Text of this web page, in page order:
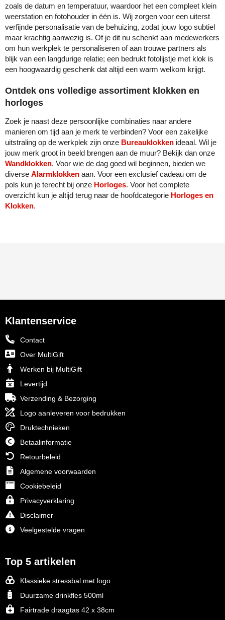
Parker pennen
Peekay
Philips
Senator
Skross
Sophie Muval
Stanley
Stilolinea
Toppoint
Victorinox
Vinga
zoals de datum en temperatuur, waardoor het een compleet klein
weerstation en fotohouder in één is. Wij zorgen voor een uiterst
verfijnde personalisatie van de behuizing, zodat jouw logo subtiel
maar krachtig aanwezig is. Of je dit nu schenkt aan medewerkers
om hun werkplek te personaliseren of aan trouwe partners als
blijk van een langdurige relatie; een bedrukt fotolijstje met klok is
een hoogwaardig geschenk dat altijd een warm welkom krijgt.
Ontdek ons volledige assortiment klokken en
horloges
Zoek je naast deze persoonlijke combinaties naar andere
manieren om tijd aan je merk te verbinden? Voor een zakelijke
uitstraling op de werkplek zijn onze Bureauklokkenideaal. Wil je
jouw merk groot in beeld brengen aan de muur? Bekijk dan onze
Wandklokken. Voor wie de dag goed wil beginnen, bieden we
diverse Alarmklokkenaan. Voor een exclusief cadeau om de
pols kun je terecht bij onze Horloges. Voor het complete
overzicht kun je altijd terug naar de hoofdcategorie Horloges en
Klokken.
Klantenservice
Contact
Over MultiGift
Werken bij MultiGift
Levertijd
Verzending & Bezorging
Logo aanleveren voor bedrukken
Druktechnieken
Betaalinformatie
Retourbeleid
Algemene voorwaarden
Cookiebeleid
Privacyverklaring
Disclaimer
Veelgestelde vragen
Top 5 artikelen
Klassieke stressbal met logo
Duurzame drinkfles 500ml
Fairtrade draagtas 42 x 38cm